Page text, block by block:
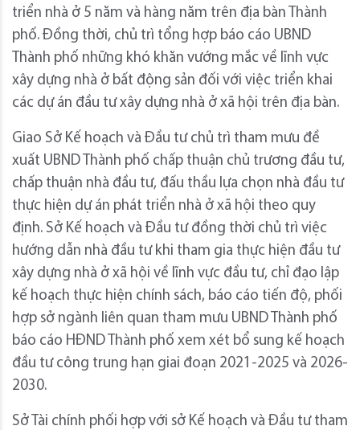
triển nhà ở 5 năm và hàng năm trên địa bàn Thành
phố. Đồng thời, chủ trì tổng hợp báo cáo UBND
Thành phố những khó khăn vướng mắc về lĩnh vực
xây dựng nhà ở bất động sản đối với việc triển khai
các dự án đầu tư xây dựng nhà ở xã hội trên địa bàn.
Giao Sở Kế hoạch và Đầu tư chủ trì tham mưu đề
xuất UBND Thành phố chấp thuận chủ trương đầu tư,
chấp thuận nhà đầu tư, đấu thầu lựa chọn nhà đầu tư
thực hiện dự án phát triển nhà ở xã hội theo quy
định. Sở Kế hoạch và Đầu tư đồng thời chủ trì việc
hướng dẫn nhà đầu tư khi tham gia thực hiện đầu tư
xây dựng nhà ở xã hội về lĩnh vực đầu tư, chỉ đạo lập
kế hoạch thực hiện chính sách, báo cáo tiến độ, phối
hợp sở ngành liên quan tham mưu UBND Thành phố
báo cáo HĐND Thành phố xem xét bổ sung kế hoạch
đầu tư công trung hạn giai đoạn 2021-2025 và 2026-
2030.
Sở Tài chính phối hợp với sở Kế hoạch và Đầu tư tham